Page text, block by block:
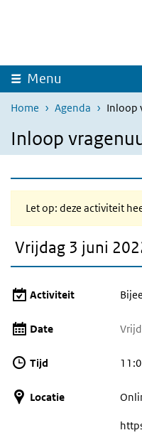
Overslaan en naar de inhoud
Menu
Home Agenda Inloop
Inloop
Let op: deze activiteit
Vrijdag 3 juni
Activiteit
Date
Tijd
Locatie